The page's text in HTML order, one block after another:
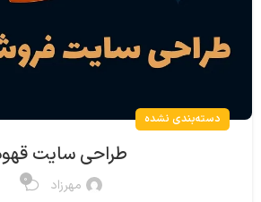
دسته‌بندی نشده
طراحی سایت
مهرزاد 0